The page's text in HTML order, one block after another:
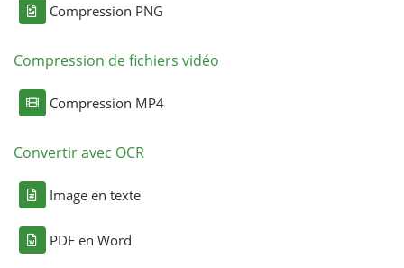
Compression PNG
Compression de fichiers vidéo
Compression MP4
Convertir avec OCR
Image en texte
PDF en Word